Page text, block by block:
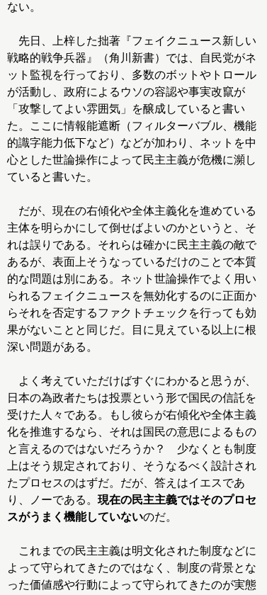
ない。
先日、上梓した拙著『フェイクニュース新しい
戦略的戦争兵器』（角川新書）では、自民党がネ
ット監視を行っており、多数のボットやトロール
が活動し、政府によるウソの容認や事実改竄が
「攻撃してよい雰囲気」を醸成していると書い
た。ここに情報能遮断（フィルターバブル、機能
的識字能力低下など）などが加わり、ネットを中
心とした世論操作によって民主主義が危機に瀕し
ていると書いた。
だが、現在の右傾化や全体主義化を進めている
主体を明らかにして倒せばよいのかというと、そ
れは誤りである。それらは確かに民主主義の敵で
あるが、表面上そうなっているだけのことで本質
的な問題は別にある。ネット世論操作でよく用い
られるフェイクニュースを無効化するのに正面か
らそれを否定するファクトチェックを行っても効
果がないことと同じだ。目に見えている以上に根
深い問題がある。
よく考えていただけばすぐにわかると思うが、
日本の為政者たちは投票という形で国民の信託を
受けた人々である。もし彼らが右傾化や全体主義
化を推進するなら、それは国民の意思によるもの
と言えるのではないだろうか？ 少なくとも制度
上はそう規定されており、そうなるべく設計され
たプロセスのはずだ。だが、答えはイエスであ
り、ノーである。 現在の民主主義ではそのプロセ
スがうまく機能していないのだ。
これまでの民主主義は明文化された制度などに
よって守られてきたのではなく、制度の背景とな
った価値感や行動によって守られてきたのが実態